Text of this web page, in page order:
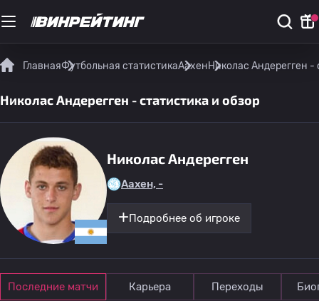
ГлавнаяФутбольная статистикаАахенНиколас Андерегген -
Николас Андерегген - статистика и обзор
Николас Андерегген
Аахен, -
Подробнее об игроке
Последние матчи Карьера Переходы